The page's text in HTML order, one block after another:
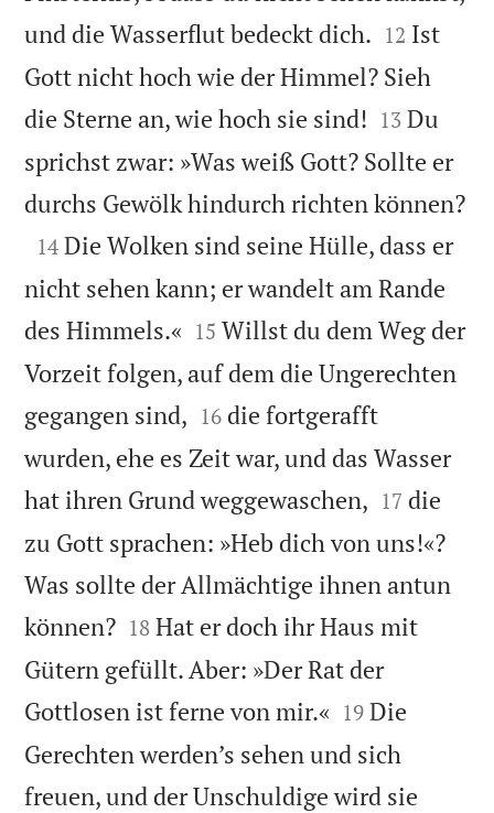
und die Wasserflut bedeckt dich. 

12 Ist
Gott nicht hoch wie der Himmel? Sieh
die Sterne an, wie hoch sie sind! 

13 Du
sprichst zwar: »Was weiß Gott? Sollte er
durchs Gewölk hindurch richten können?

14 Die Wolken sind seine Hülle, dass er
nicht sehen kann; er wandelt am Rande
des Himmels.« 

15 Willst du dem Weg der
Vorzeit folgen, auf dem die Ungerechten
gegangen sind, 

16 die fortgerafft
wurden, ehe es Zeit war, und das Wasser
hat ihren Grund weggewaschen, 

17 die
zu Gott sprachen: »Heb dich von uns!«?
Was sollte der Allmächtige ihnen antun
können?
18 Hat er doch ihr Haus mit
Gütern gefüllt. Aber: »Der Rat der
Gottlosen ist ferne von mir.« 

19 Die
Gerechten werden’s sehen und sich
freuen, und der Unschuldige wird sie